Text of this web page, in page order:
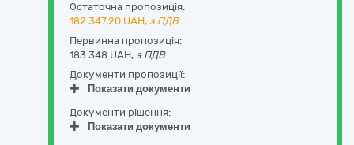
Остаточна пропозиція:
182 347,20 UAH, з ПДВ
Первинна пропозиція:
183 348 UAH, з ПДВ
Документи пропозиції:
Показати документи
Документи рішення:
Показати документи